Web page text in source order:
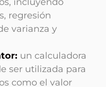
regresión
varianza y
un calculadora
ser utilizada para
como el valor